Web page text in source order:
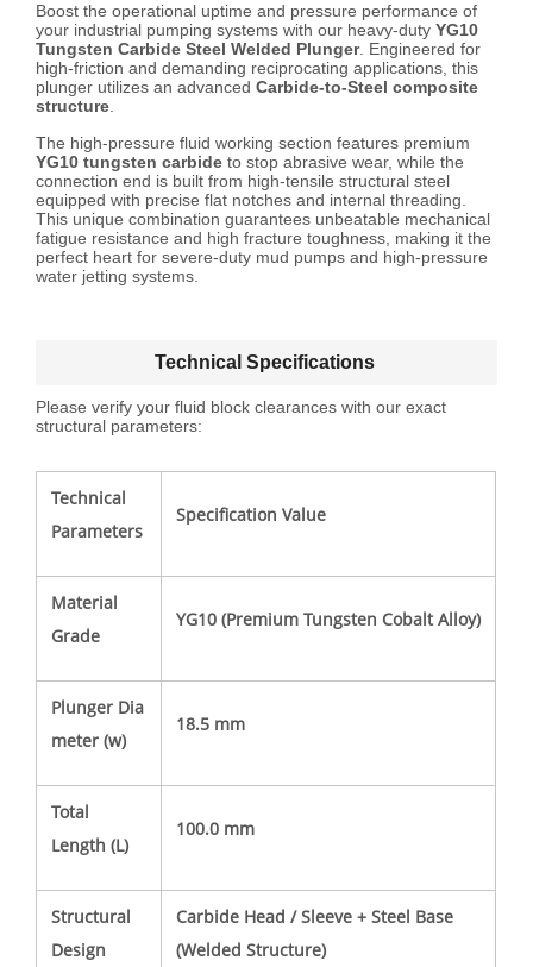
Boost the operational uptime and pressure performance of
your industrial pumping systems with our heavy-dutyYG10
Tungsten Carbide Steel Welded Plunger. Engineered for
high-friction and demanding reciprocating applications, this
plunger utilizes an advancedCarbide-to-Steel composite
structure
The high-pressure fluid working section features premium
YG10 tungsten carbide to stop abrasive wear, while the
connection end is built from high-tensile structural steel
equipped with precise flat notches and internal threading.
This unique combination guarantees unbeatable mechanical
fatigue resistance and high fracture toughness, making it the
perfect heart for severe-duty mud pumps and high-pressure
water jetting systems.
Technical Specifications
Please verify your fluid block clearances with our exact
structural parameters:
Technical
Parameters
Specification Value
Material
Grade
YG10 (Premium Tungsten Cobalt Alloy)
Plunger Dia
meter (w)
18.5 mm
Total
Length (L)
100.0 mm
Structural
Design
Carbide Head / Sleeve + Steel Base
(Welded Structure)